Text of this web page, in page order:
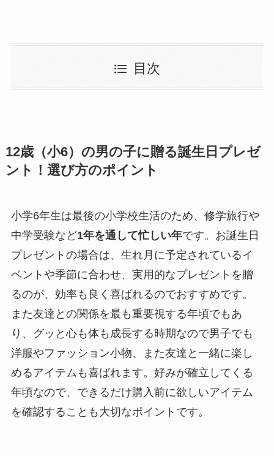
目次
12歳（小6）の男の子に贈る誕生日プレゼ
ント！選び方のポイント
小学6年生は最後の小学校生活のため、修学旅行や
中学受験など1年を通して忙しい年です。お誕生日
プレゼントの場合は、生れ月に予定されているイ
ベントや季節に合わせ、実用的なプレゼントを贈
るのが、効率も良く喜ばれるのでおすすめです。
また友達との関係を最も重要視する年頃でもあ
り、グッと心も体も成長する時期なので男子でも
洋服やファッション小物、また友達と一緒に楽し
めるアイテムも喜ばれます。好みが確立してくる
年頃なので、できるだけ購入前に欲しいアイテム
を確認することも大切なポイントです。